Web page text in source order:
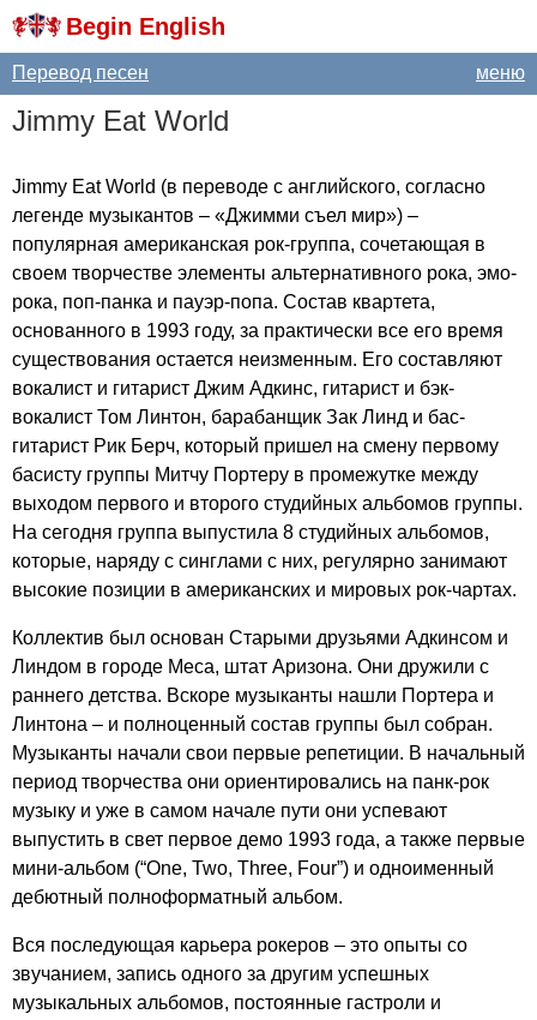
Begin English
меню
Перевод песен
Jimmy Eat World
Jimmy Eat World (в переводе с английского, согласно
легенде музыкантов – «Джимми съел мир») –
популярная американская рок-группа, сочетающая в
своем творчестве элементы альтернативного рока, эмо-
рока, поп-панка и пауэр-попа. Состав квартета,
основанного в 1993 году, за практически все его время
существования остается неизменным. Его составляют
вокалист и гитарист Джим Адкинс, гитарист и бэк-
вокалист Том Линтон, барабанщик Зак Линд и бас-
гитарист Рик Берч, который пришел на смену первому
басисту группы Митчу Портеру в промежутке между
выходом первого и второго студийных альбомов группы.
На сегодня группа выпустила 8 студийных альбомов,
которые, наряду с синглами с них, регулярно занимают
высокие позиции в американских и мировых рок-чартах.
Коллектив был основан Старыми друзьями Адкинсом и
Линдом в городе Меса, штат Аризона. Они дружили с
раннего детства. Вскоре музыканты нашли Портера и
Линтона – и полноценный состав группы был собран.
Музыканты начали свои первые репетиции. В начальный
период творчества они ориентировались на панк-рок
музыку и уже в самом начале пути они успевают
выпустить в свет первое демо 1993 года, а также первые
мини-альбом (“One, Two, Three, Four”) и одноименный
дебютный полноформатный альбом.
Вся последующая карьера рокеров – это опыты со
звучанием, запись одного за другим успешных
музыкальных альбомов, постоянные гастроли и